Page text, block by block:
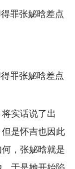
实话说了出
是怀吉也因此
，张妼晗就是